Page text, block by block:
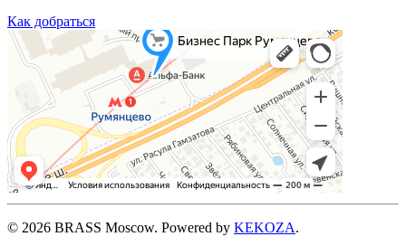
Как добраться
© 2026 BRASS Moscow. Powered by KEKOZA.